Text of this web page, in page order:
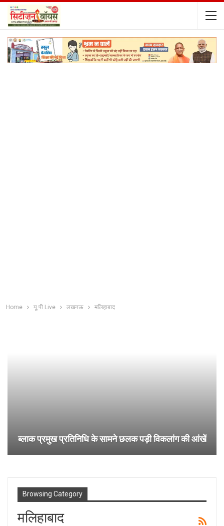
Home यू पी Live लखनऊ मलिहाबाद
ब्लाक प्रमुख प्रतिनिधि के सामने छलक पड़ी विकलांग की आंखें
Browsing Category
मलिहाबाद